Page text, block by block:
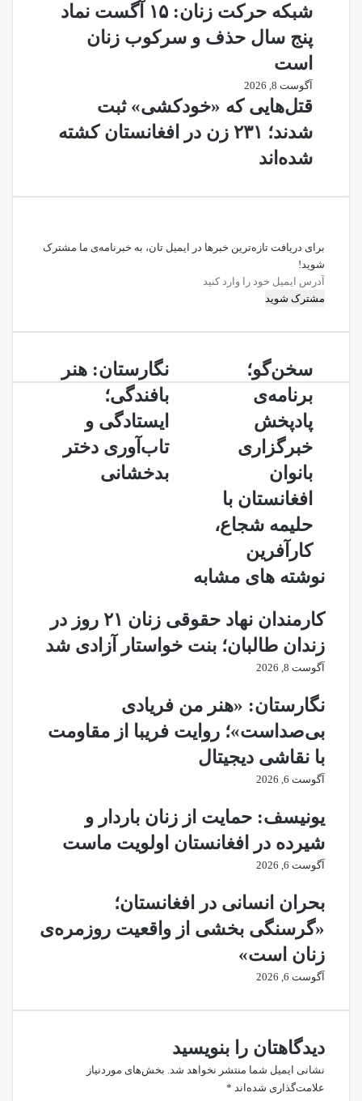
شبکه حرکت زنان: ۱۵ آگست نماد
پنج سال حذف و سرکوب زنان
است
آگوست 8, 2026
قتل‌هایی که «خودکشی» ثبت
شدند؛ ۲۳۱ زن در افغانستان کشته
شده‌اند
برای دریافت تازه‌ترین خبرها در ایمیل تان، به خبرنامه‌ی ما مشترک
شوید!
آدرس
ایمیل
را
کنید
نگارستان:
هنر
بافندگی؛
ایستادگی
تاب‌آوری
دختر
بدخشانی
نگارستان: هنر
بافندگی؛
ایستادگی و
تاب‌آوری دختر
بدخشانی
سخن‌گو؛
برنامه‌ی
پادپخش
خبرگزاری
بانوان
افغانستان
حلیمه
شجاع،
کارآفرین
سخن‌گو؛
برنامه‌ی
پادپخش
خبرگزاری
بانوان
افغانستان با
حلیمه شجاع،
کارآفرین
نوشته های مشابه
کارمندان نهاد حقوقی زنان ۲۱ روز در
زندان طالبان؛ بنت خواستار آزادی شد
آگوست 8, 2026
نگارستان: «هنر من فریادی
بی‌صداست»؛ روایت فریبا از مقاومت
با نقاشی دیجیتال
آگوست 6, 2026
یونیسف: حمایت از زنان باردار و
شیرده در افغانستان اولویت ماست
آگوست 6, 2026
بحران انسانی در افغانستان؛
«گرسنگی بخشی از واقعیت روزمره‌ی
زنان است»
آگوست 6, 2026
دیدگاهتان را بنویسید
نشانی ایمیل شما منتشر نخواهد شد. بخش‌های موردنیاز
علامت‌گذاری شده‌اند *